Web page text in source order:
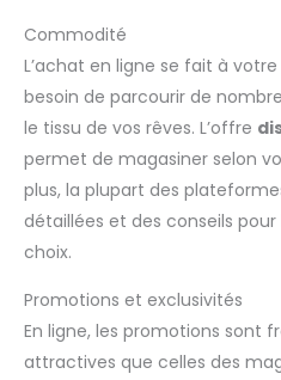
Commodité
L’achat en ligne se fait à
besoin de parcourir de
le tissu de vos rêves. L’offre
permet de magasiner selon
plus, la plupart des
détaillées et des conseils
choix.
Promotions et exclusivités
En ligne, les promotions sont
attractives que celles des